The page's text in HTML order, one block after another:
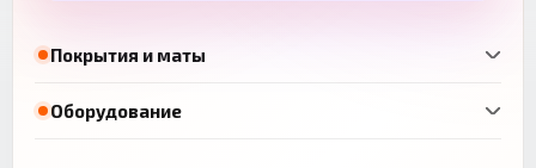
Покрытия и маты
Оборудование